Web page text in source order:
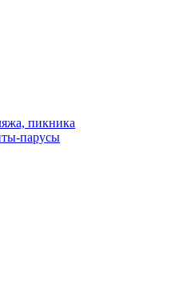
пикника
парусы